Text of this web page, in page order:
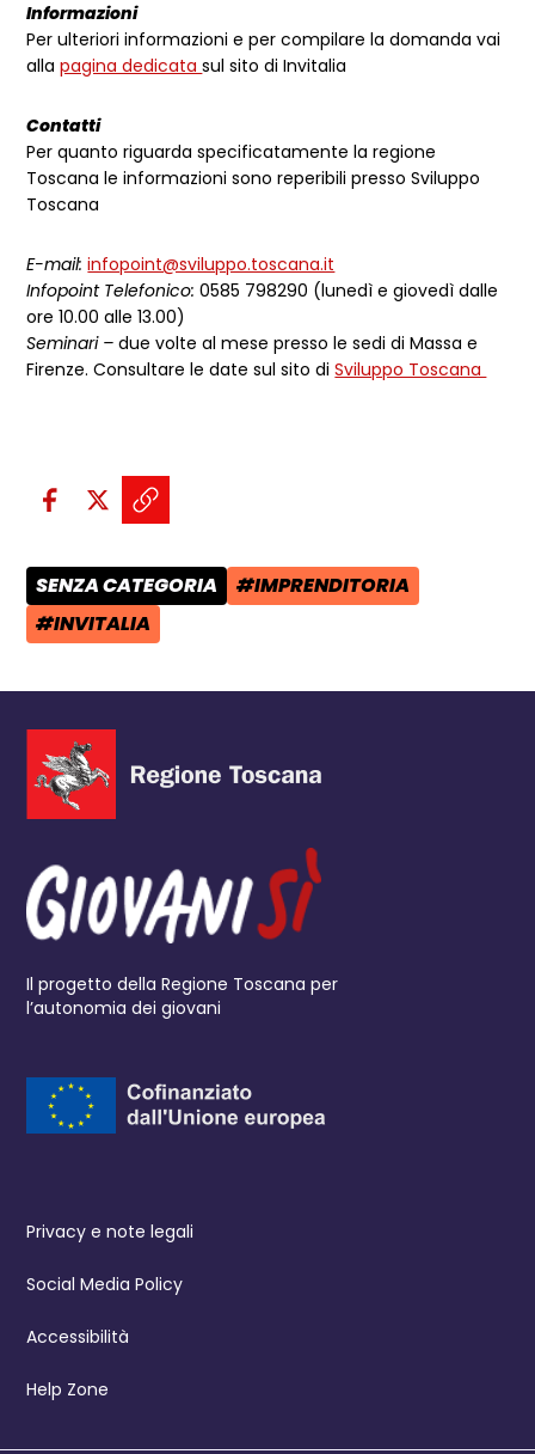
Informazioni
Per ulteriori informazioni e per compilare la domanda vai
allapagina dedicatasul sito di Invitalia
Contatti
Per quanto riguarda specificatamente la regione
Toscana le informazioni sono reperibili presso Sviluppo
Toscana
E-mail: infopoint@sviluppo.toscana.it
Infopoint Telefonico: 0585 798290 (lunedì e giovedì dalle
ore 10.00 alle 13.00)
Seminari –due volte al mese presso le sedi di Massa e
Firenze. Consultare le date sul sito diSviluppo Toscana
Condividi sui social:
Condividi su Facebook - apre
Condividi su X - apre una
Copia il link e condividi -
CATEGORIA POST:
SENZA CATEGORIA TAG:
#IMPRENDITORIA
TAG:
#INVITALIA
Il progetto della Regione Toscana per
l’autonomia dei giovani
Privacy e note legali
Social Media Policy
Accessibilità
Help Zone